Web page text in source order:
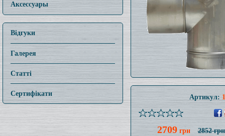
Аксессуары
Відгуки
Галерея
Статті
Сертифікати Артикул:
2709грн 2852 грн